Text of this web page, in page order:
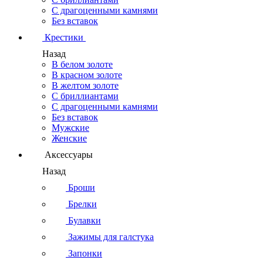
С драгоценными камнями
Без вставок
Крестики
Назад
В белом золоте
В красном золоте
В желтом золоте
С бриллиантами
С драгоценными камнями
Без вставок
Мужские
Женские
Аксессуары
Назад
Броши
Брелки
Булавки
Зажимы для галстука
Запонки